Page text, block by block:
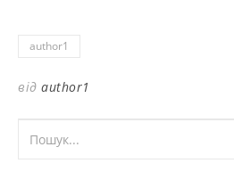
author1
від author1